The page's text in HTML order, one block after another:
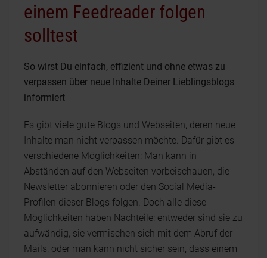
einem Feedreader folgen
solltest
So wirst Du einfach, effizient und ohne etwas zu
verpassen über neue Inhalte Deiner Lieblingsblogs
informiert
Es gibt viele gute Blogs und Webseiten, deren neue
Inhalte man nicht verpassen möchte. Dafür gibt es
verschiedene Möglichkeiten: Man kann in
Abständen auf den Webseiten vorbeischauen, die
Newsletter abonnieren oder den Social Media-
Profilen dieser Blogs folgen. Doch alle diese
Möglichkeiten haben Nachteile: entweder sind sie zu
aufwändig, sie vermischen sich mit dem Abruf der
Mails, oder man kann nicht sicher sein, dass einem